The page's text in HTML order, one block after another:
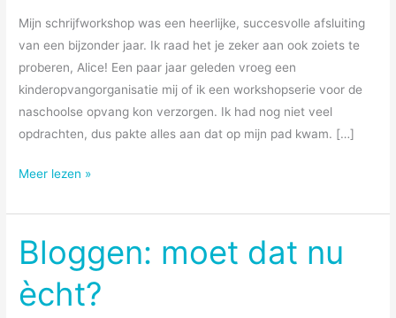
Mijn schrijfworkshop was een heerlijke, succesvolle afsluiting
van een bijzonder jaar. Ik raad het je zeker aan ook zoiets te
proberen, Alice! Een paar jaar geleden vroeg een
kinderopvangorganisatie mij of ik een workshopserie voor de
naschoolse opvang kon verzorgen. Ik had nog niet veel
opdrachten, dus pakte alles aan dat op mijn pad kwam. […]
Met
stroom
mee
Meer lezen »
Bloggen: moet dat nu
ècht?